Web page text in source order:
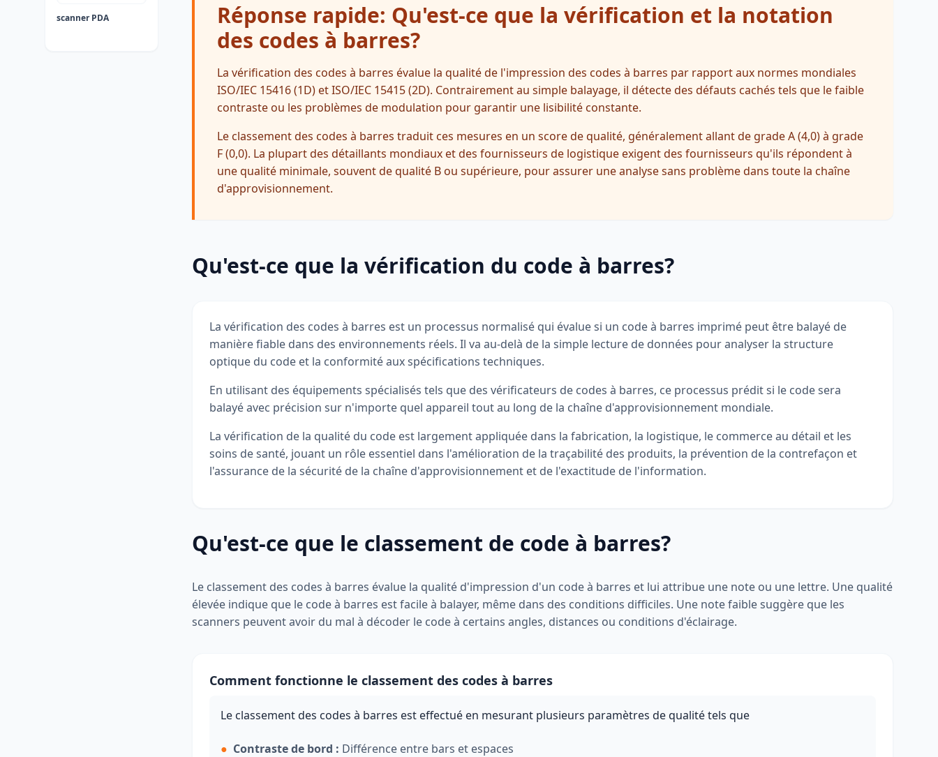
scanner PDA
Réponse rapide: Qu'est-ce que la vérification et la notation
des codes à barres?
La vérification des codes à barres évalue la qualité de l'impression des codes à barres par rapport aux normes mondiales
ISO/IEC 15416 (1D) et ISO/IEC 15415 (2D). Contrairement au simple balayage, il détecte des défauts cachés tels que le faible
contraste ou les problèmes de modulation pour garantir une lisibilité constante.
Le classement des codes à barres traduit ces mesures en un score de qualité, généralement allant de grade A (4,0) à grade
F (0,0). La plupart des détaillants mondiaux et des fournisseurs de logistique exigent des fournisseurs qu'ils répondent à
une qualité minimale, souvent de qualité B ou supérieure, pour assurer une analyse sans problème dans toute la chaîne
d'approvisionnement.
Qu'est-ce que la vérification du code à barres?
La vérification des codes à barres est un processus normalisé qui évalue si un code à barres imprimé peut être balayé de
manière fiable dans des environnements réels. Il va au-delà de la simple lecture de données pour analyser la structure
optique du code et la conformité aux spécifications techniques.
En utilisant des équipements spécialisés tels que des vérificateurs de codes à barres, ce processus prédit si le code sera
balayé avec précision sur n'importe quel appareil tout au long de la chaîne d'approvisionnement mondiale.
La vérification de la qualité du code est largement appliquée dans la fabrication, la logistique, le commerce au détail et les
soins de santé, jouant un rôle essentiel dans l'amélioration de la traçabilité des produits, la prévention de la contrefaçon et
l'assurance de la sécurité de la chaîne d'approvisionnement et de l'exactitude de l'information.
Qu'est-ce que le classement de code à barres?
Le classement des codes à barres évalue la qualité d'impression d'un code à barres et lui attribue une note ou une lettre. Une qualité
élevée indique que le code à barres est facile à balayer, même dans des conditions difficiles. Une note faible suggère que les
scanners peuvent avoir du mal à décoder le code à certains angles, distances ou conditions d'éclairage.
Comment fonctionne le classement des codes à barres
Le classement des codes à barres est effectué en mesurant plusieurs paramètres de qualité tels que
● Contraste de bord : Différence entre bars et espaces